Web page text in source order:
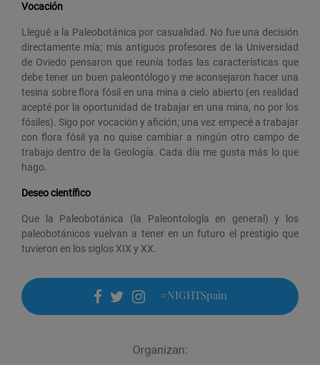
Vocación
Llegué a la Paleobotánica por casualidad. No fue una decisión
directamente mía; mis antiguos profesores de la Universidad
de Oviedo pensaron que reunía todas las características que
debe tener un buen paleontólogo y me aconsejaron hacer una
tesina sobre flora fósil en una mina a cielo abierto (en realidad
acepté por la oportunidad de trabajar en una mina, no por los
fósiles). Sigo por vocación y afición; una vez empecé a trabajar
con flora fósil ya no quise cambiar a ningún otro campo de
trabajo dentro de la Geología. Cada día me gusta más lo que
hago.
Deseo científico
Que la Paleobotánica (la Paleontología en general) y los
paleobotánicos vuelvan a tener en un futuro el prestigio que
tuvieron en los siglos XIX y XX.
facebook
twitter
instagram
#NIGHTSpain